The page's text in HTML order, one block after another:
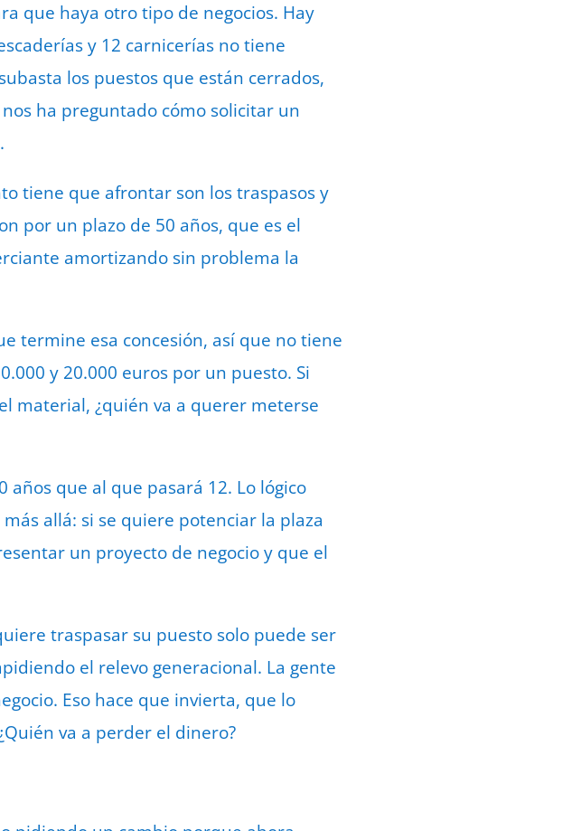
que haya otro tipo de negocios. Hay
y 12 carnicerías no tiene
los puestos que están cerrados,
ha preguntado cómo solicitar un
tiene que afrontar son los traspasos y
por un plazo de 50 años, que es el
amortizando sin problema la
termine esa concesión, así que no tiene
y 20.000 euros por un puesto. Si
material, ¿quién va a querer meterse
que al que pasará 12. Lo lógico
allá: si se quiere potenciar la plaza
un proyecto de negocio y que el
traspasar su puesto solo puede ser
el relevo generacional. La gente
Eso hace que invierta, que lo
va a perder el dinero?